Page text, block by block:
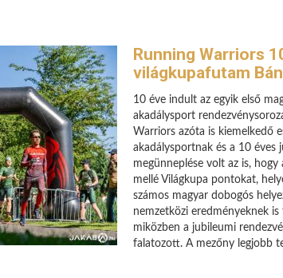
Running Warriors
világkupafutam
10 éve indult az egyik első
akadálysport
Warriors azóta is kiemelkedő
akadálysportnak és a 10
megünneplése volt az is,
mellé Világkupa pontokat,
számos magyar dobogós
nemzetközi eredményeknek
miközben a jubileumi
falatozott. A mezőny legjobb